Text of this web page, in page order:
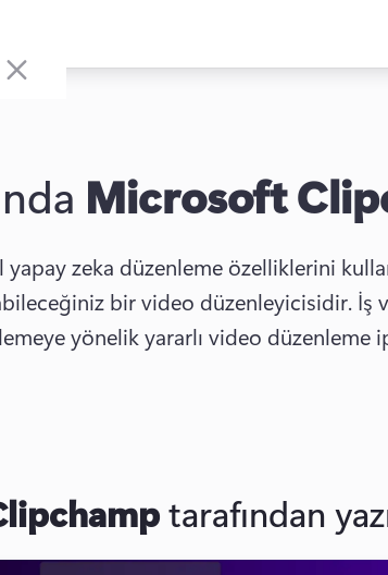
Microsoft
zeka düzenleme özelliklerini
bir video düzenleyicisidir. İş
yönelik yararlı video düzenleme
tarafından